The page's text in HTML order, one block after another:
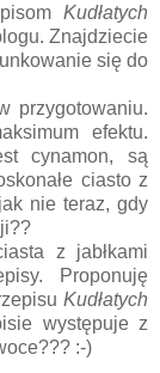
Kudłatych
Znajdziecie
się do
przygotowaniu.
efektu.
cynamon, są
ciasto z
nie teraz, gdy
z jabłkami
Proponuję
Kudłatych
występuje z
:-)